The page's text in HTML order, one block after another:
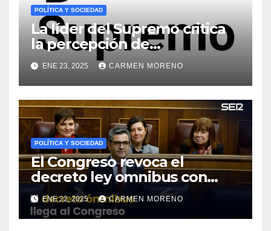
POLÍTICA Y SOCIEDAD
La líder del Supremo critica
la percepción de
“motivaciones secretas” en
fallos judiciales: “Carecen de
fundamento
ENE 23, 2025 CARMEN MORENO
POLÍTICA Y SOCIEDAD
El Congreso revoca el
decreto ley omnibus con
votos de tres partidos
políticos
ENE 22, 2025 CARMEN MORENO